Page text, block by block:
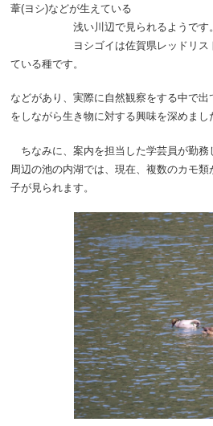
葦(ヨシ)などが生えている
浅い川辺で見られるようです。
ヨシゴイは佐賀県レッドリスト掲
ている種です。
などがあり、実際に自然観察をする中で
をしながら生き物に対する興味を深めまし
ちなみに、案内を担当した学芸員が勤務
周辺の池の内湖では、現在、複数のカモ
子が見られます。